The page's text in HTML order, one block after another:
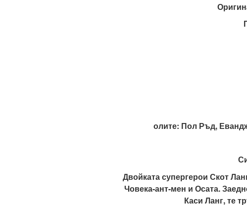
олите: Пол Ръд,
Двойката супергерои Скот
Човека-ант-мен и Осата.
Каси Ланг, те